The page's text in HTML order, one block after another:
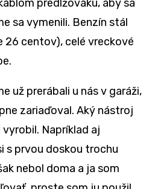
predlžováku, aby sa
sa vymenili. Benzín stál
26 centov), celé vreckové
už prerábali u nás v garáži,
zariaďoval. Aký nástroj
Napríklad aj
s prvou doskou trochu
nebol doma a ja som